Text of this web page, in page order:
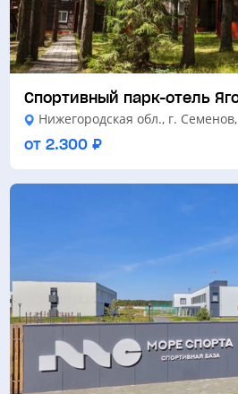
Спортивный парк-отель
Нижегородская обл., г.
от 2.300 ₽